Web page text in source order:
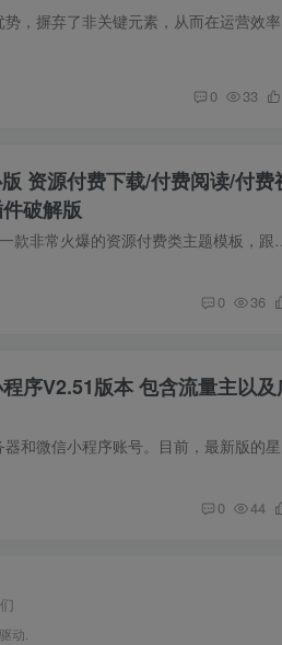
0 33
资源付费下载/付费阅读/付费
破解版
源码简介 Modown(模板兔主题)是WordPress主题界一
0 36
序V2.51版本 包含流量主以及
0 44
动.